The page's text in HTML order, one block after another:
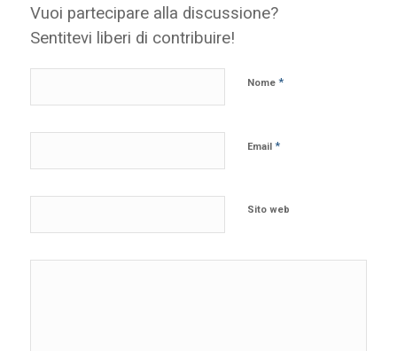
Vuoi partecipare alla discussione?
Sentitevi liberi di contribuire!
Nome *
Email *
Sito web